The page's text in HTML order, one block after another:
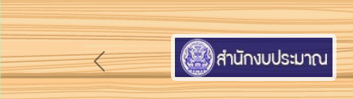
Previous